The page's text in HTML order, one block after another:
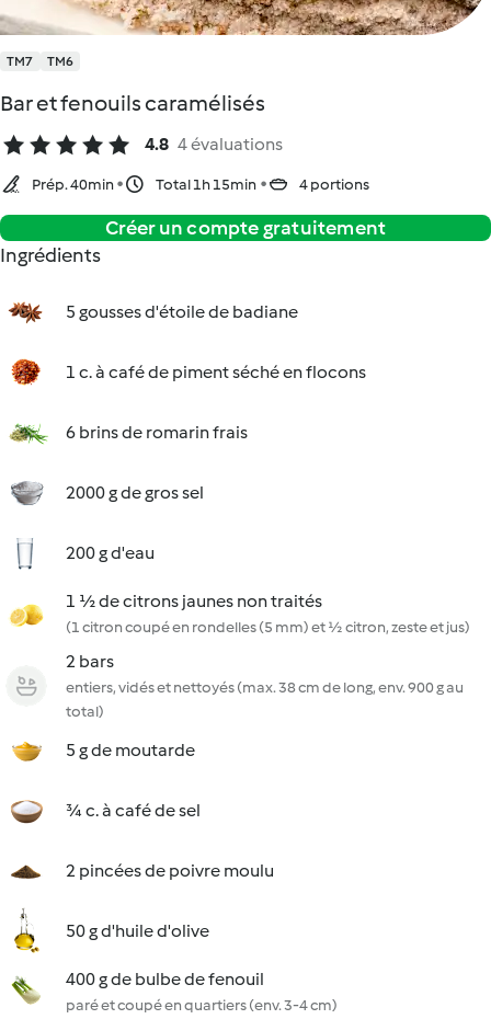
TM7 TM6
Bar et fenouils caramélisés
4.8 4 évaluations
Prép. 40min Total 1h 15min 4 portions
Créer un compte gratuitement
Ingrédients
5 gousses d'étoile de badiane
1 c. à café de piment séché en flocons
6 brins de romarin frais
2000 g de gros sel
200 g d'eau
1 ½ de citrons jaunes non traités
(1 citron coupé en rondelles (5 mm) et ½ citron, zeste et jus)
2 bars
entiers, vidés et nettoyés (max. 38 cm de long, env. 900 g au
total)
5 g de moutarde
¾ c. à café de sel
2 pincées de poivre moulu
50 g d'huile d'olive
400 g de bulbe de fenouil
paré et coupé en quartiers (env. 3-4 cm)